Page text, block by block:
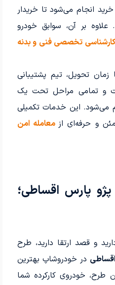
انجام می‌شود تا خریدار
علاوه بر آن، سوابق خودرو
تخصصی فنی و بدنه
تحویل، تیم پشتیبانی
و تمامی مراحل تحت یک
می‌شود. این خدمات تکمیلی
و حرفه‌ای از معامله امن
پارس اقساطی؛
و قصد ارتقا دارید، طرح
در خودروشاپ بهترین
طرح، خودروی کارکرده شما